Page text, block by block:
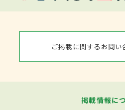
ご掲載に関するお問い
掲載情報に